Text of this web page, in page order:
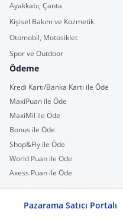
Ayakkabı, Çanta
Kişisel Bakım ve Kozmetik
Otomobil, Motosiklet
Spor ve Outdoor
Ödeme
Kredi Kartı/Banka Kartı ile Öde
MaxiPuan ile Öde
MaxiMil ile Öde
Bonus ile Öde
Shop&Fly ile Öde
World Puan ile Öde
Axess Puan ile Öde
Pazarama Satıcı Portalı